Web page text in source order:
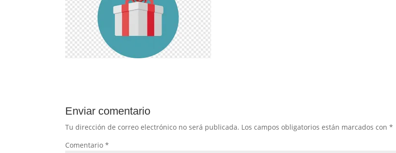
Enviar comentario
Tu dirección de correo electrónico no será publicada. Los campos obligatorios están marcados con*
Comentario*